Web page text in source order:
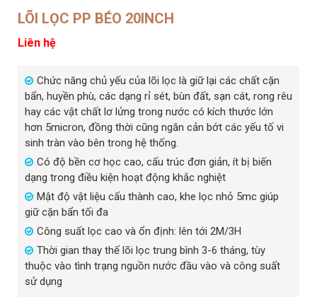
LÕI LỌC PP BÉO 20INCH
Liên hệ
Chức năng chủ yếu của lõi lọc là giữ lại các chất cặn
bẩn, huyền phù, các dạng rỉ sét, bùn đất, sạn cát, rong rêu
hay các vật chất lơ lửng trong nước có kích thước lớn
hơn 5micron, đồng thời cũng ngăn cản bớt các yếu tố vi
sinh tràn vào bên trong hệ thống.
Có độ bền cơ học cao, cấu trúc đơn giản, ít bị biến
dạng trong điều kiện hoạt động khắc nghiệt
Mật độ vật liệu cấu thành cao, khe lọc nhỏ 5mc giúp
giữ cặn bẩn tối đa
Công suất lọc cao và ổn định: lên tới 2M/3H
Thời gian thay thế lõi lọc trung bình 3-6 tháng, tùy
thuộc vào tình trạng nguồn nước đầu vào và công suất
sử dụng